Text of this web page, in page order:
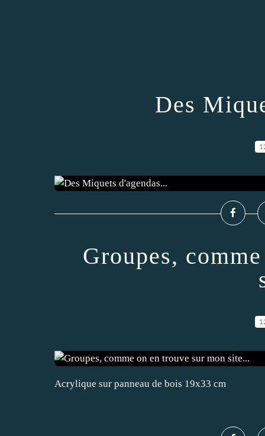
Des
Groupes,
Acrylique sur panneau de bois 19x33 cm